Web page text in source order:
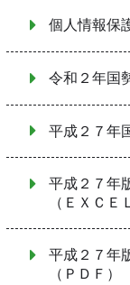
個人情報保
令和２年
平成２７年
平成２７年
（ＥＸＣＥ
平成２７年
（ＰＤＦ）